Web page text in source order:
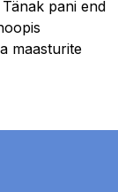
pani end
maasturite